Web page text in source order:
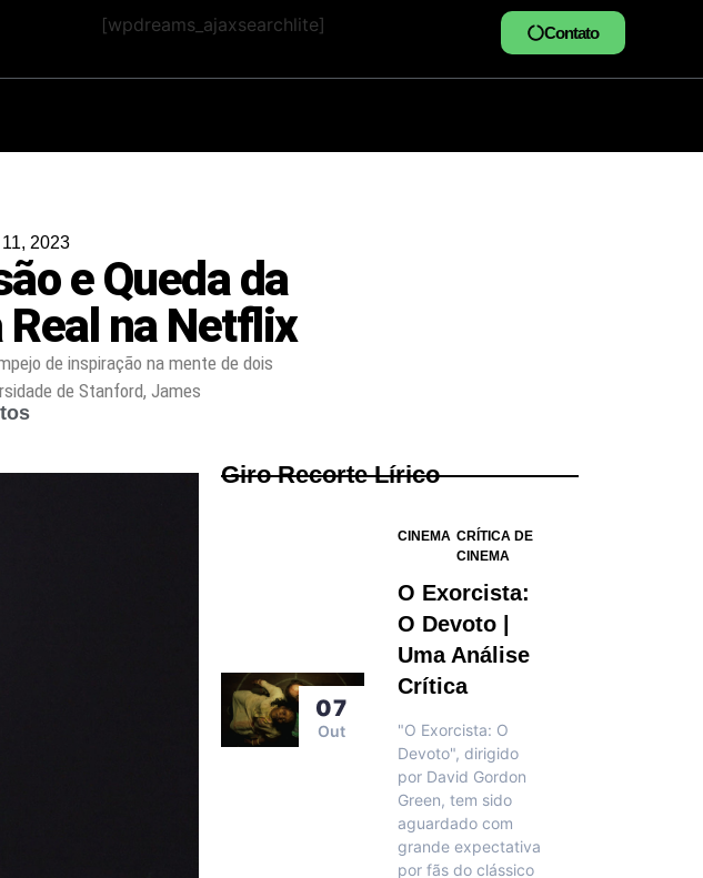
[wpdreams_ajaxsearchlite] Contato
2023
e Queda da
na Netflix
de inspiração na mente de dois
de Stanford, James
Giro Recorte Lírico
07
Out
CINEMA CRÍTICA DE
CINEMA
O Exorcista:
O Devoto |
Uma Análise
Crítica
"O Exorcista: O
Devoto", dirigido
por David Gordon
Green, tem sido
aguardado com
grande expectativa
por fãs do clássico